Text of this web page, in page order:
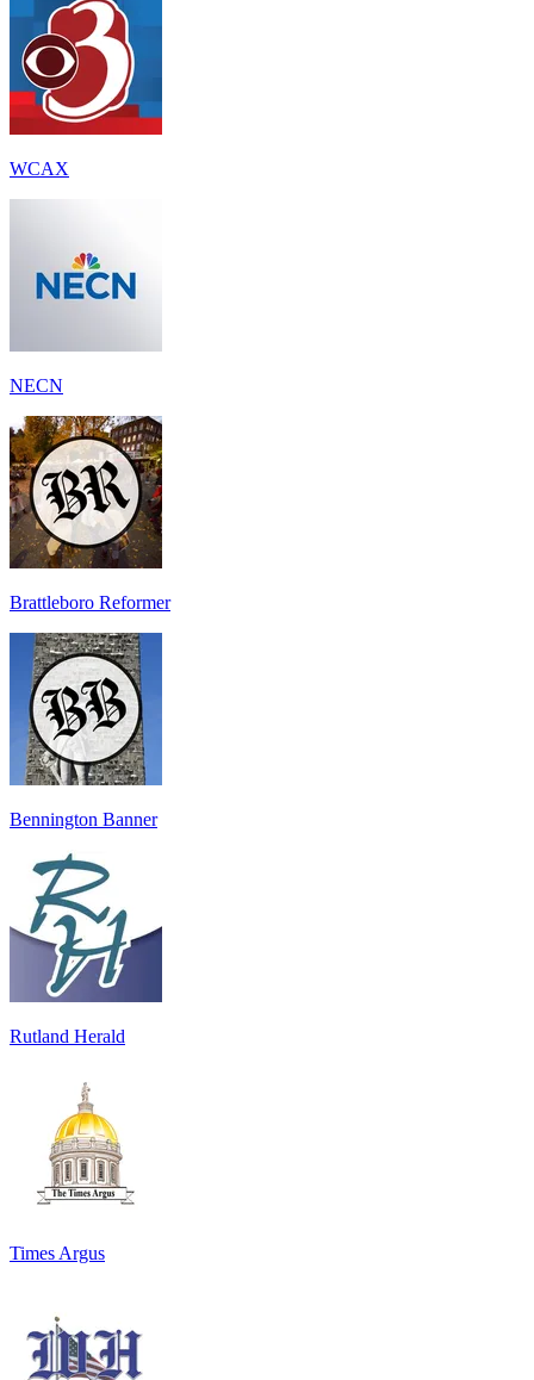
WCAX
NECN
Brattleboro Reformer
Bennington Banner
Rutland Herald
Times Argus